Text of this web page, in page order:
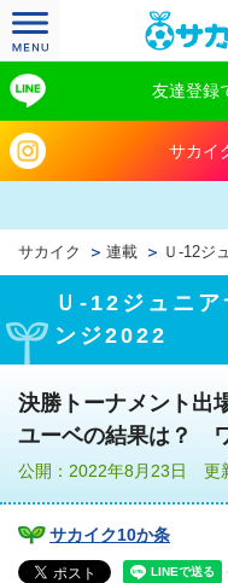
友達登録
サカイ
サカイク 連載 Ｕ‐12ジ
Ｕ‐12ジュニ
ンジ2022
決勝トーナメント出
ユーベの結果は？
公開：2022年8月23日 更
サカイク10か条